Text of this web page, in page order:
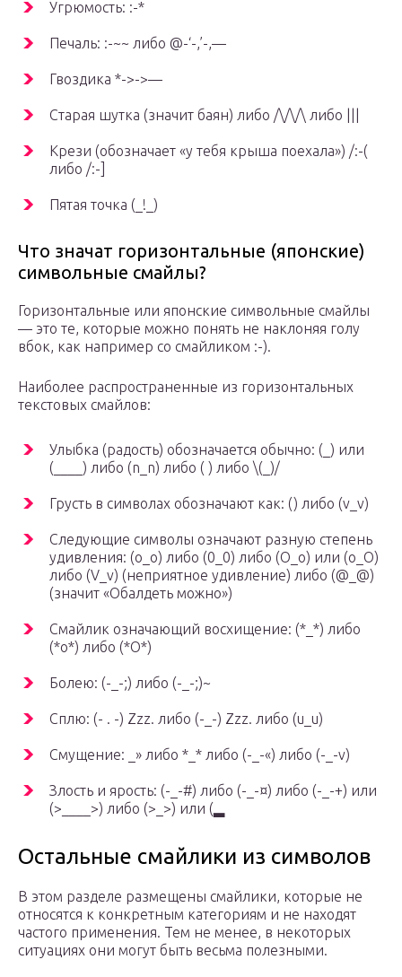
Угрюмость: :-*
Печаль: :-~~ либо @-‘-,’-,—
Гвоздика *->->—
Старая шутка (значит баян) либо /\/\/\ либо |||
Крези (обозначает «у тебя крыша поехала») /:-(
либо /:-]
Пятая точка (_!_)
Что значат горизонтальные (японские)
символьные смайлы?
Горизонтальные или японские символьные смайлы
— это те, которые можно понять не наклоняя голу
вбок, как например со смайликом :-).
Наиболее распространенные из горизонтальных
текстовых смайлов:
Улыбка (радость) обозначается обычно: (_) или
(____) либо (n_n) либо ( ) либо \(_)/
Грусть в символах обозначают как: () либо (v_v)
Следующие символы означают разную степень
удивления: (o_o) либо (0_0) либо (O_o) или (o_O)
либо (V_v) (неприятное удивление) либо (@_@)
(значит «Обалдеть можно»)
Смайлик означающий восхищение: (*_*) либо
(*o*) либо (*О*)
Болею: (-_-;) либо (-_-;)~
Сплю: (- . -) Zzz. либо (-_-) Zzz. либо (u_u)
Смущение: _» либо *_* либо (-_-«) либо (-_-v)
Злость и ярость: (-_-#) либо (-_-¤) либо (-_-+) или
(>____>) либо (>_>) или (▂
Остальные смайлики из символов
В этом разделе размещены смайлики, которые не
относятся к конкретным категориям и не находят
частого применения. Тем не менее, в некоторых
ситуациях они могут быть весьма полезными.